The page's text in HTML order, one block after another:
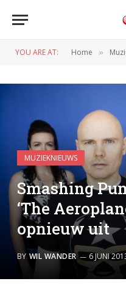
YOU ARE AT: Home »
MUZIEKNIEUWS
Smashing
‘The
opnieuw uit
BY WIL WANDER 6 JUNI